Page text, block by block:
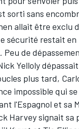
sorti sans
allait être exclu
sécurité restait
Peu de
Yelloly
plus tard,
impossible qui
l'Espagnol et sa
Harvey signait sa